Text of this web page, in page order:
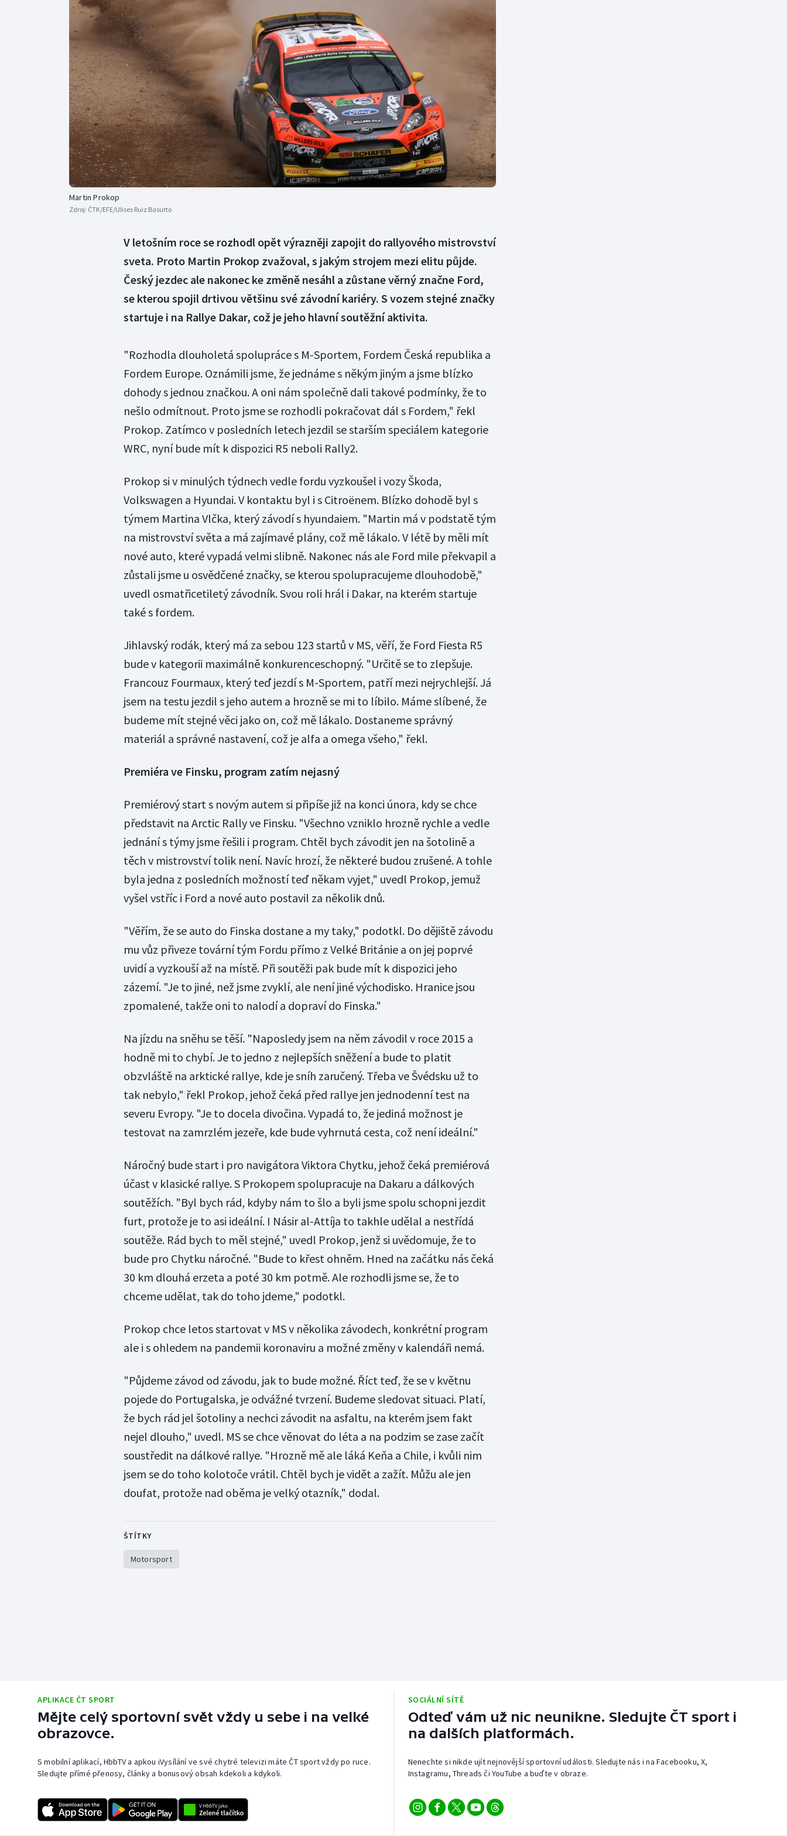
Curling
Dostihy
Futsal
Golf
Gymnastika
Motorsport
Olympijské hry
Parasport
Plavání
Plážový volejbal
Ostatní
Martin Prokop
Zdroj: ČTK/EFE/Ulises Ruiz Basurto
V letošním roce se rozhodl opět výrazněji zapojit do rallyového mistrovství
sveta. Proto Martin Prokop zvažoval, s jakým strojem mezi elitu půjde.
Český jezdec ale nakonec ke změně nesáhl a zůstane věrný značne Ford,
se kterou spojil drtivou většinu své závodní kariéry. S vozem stejné značky
startuje i na Rallye Dakar, což je jeho hlavní soutěžní aktivita.
"Rozhodla dlouholetá spolupráce s M-Sportem, Fordem Česká republika a
Fordem Europe. Oznámili jsme, že jednáme s někým jiným a jsme blízko
dohody s jednou značkou. A oni nám společně dali takové podmínky, že to
nešlo odmítnout. Proto jsme se rozhodli pokračovat dál s Fordem," řekl
Prokop. Zatímco v posledních letech jezdil se starším speciálem kategorie
WRC, nyní bude mít k dispozici R5 neboli Rally2.
Prokop si v minulých týdnech vedle fordu vyzkoušel i vozy Škoda,
Volkswagen a Hyundai. V kontaktu byl i s Citroënem. Blízko dohodě byl s
týmem Martina Vlčka, který závodí s hyundaiem. "Martin má v podstatě tým
na mistrovství světa a má zajímavé plány, což mě lákalo. V létě by měli mít
nové auto, které vypadá velmi slibně. Nakonec nás ale Ford mile překvapil a
zůstali jsme u osvědčené značky, se kterou spolupracujeme dlouhodobě,"
uvedl osmatřicetiletý závodník. Svou roli hrál i Dakar, na kterém startuje
také s fordem.
Jihlavský rodák, který má za sebou 123 startů v MS, věří, že Ford Fiesta R5
bude v kategorii maximálně konkurenceschopný. "Určitě se to zlepšuje.
Francouz Fourmaux, který teď jezdí s M-Sportem, patří mezi nejrychlejší. Já
jsem na testu jezdil s jeho autem a hrozně se mi to líbilo. Máme slíbené, že
budeme mít stejné věci jako on, což mě lákalo. Dostaneme správný
materiál a správné nastavení, což je alfa a omega všeho," řekl.
Premiéra ve Finsku, program zatím nejasný
Premiérový start s novým autem si připíše již na konci února, kdy se chce
představit na Arctic Rally ve Finsku. "Všechno vzniklo hrozně rychle a vedle
jednání s týmy jsme řešili i program. Chtěl bych závodit jen na šotolině a
těch v mistrovství tolik není. Navíc hrozí, že některé budou zrušené. A tohle
byla jedna z posledních možností teď někam vyjet," uvedl Prokop, jemuž
vyšel vstříc i Ford a nové auto postavil za několik dnů.
"Věřím, že se auto do Finska dostane a my taky," podotkl. Do dějiště závodu
mu vůz přiveze tovární tým Fordu přímo z Velké Británie a on jej poprvé
uvidí a vyzkouší až na místě. Při soutěži pak bude mít k dispozici jeho
zázemí. "Je to jiné, než jsme zvyklí, ale není jiné východisko. Hranice jsou
zpomalené, takže oni to nalodí a dopraví do Finska."
Na jízdu na sněhu se těší. "Naposledy jsem na něm závodil v roce 2015 a
hodně mi to chybí. Je to jedno z nejlepších sněžení a bude to platit
obzvláště na arktické rallye, kde je sníh zaručený. Třeba ve Švédsku už to
tak nebylo," řekl Prokop, jehož čeká před rallye jen jednodenní test na
severu Evropy. "Je to docela divočina. Vypadá to, že jediná možnost je
testovat na zamrzlém jezeře, kde bude vyhrnutá cesta, což není ideální."
Náročný bude start i pro navigátora Viktora Chytku, jehož čeká premiérová
účast v klasické rallye. S Prokopem spolupracuje na Dakaru a dálkových
soutěžích. "Byl bych rád, kdyby nám to šlo a byli jsme spolu schopni jezdit
furt, protože je to asi ideální. I Násir al-Attíja to takhle udělal a nestřídá
soutěže. Rád bych to měl stejné," uvedl Prokop, jenž si uvědomuje, že to
bude pro Chytku náročné. "Bude to křest ohněm. Hned na začátku nás čeká
30 km dlouhá erzeta a poté 30 km potmě. Ale rozhodli jsme se, že to
chceme udělat, tak do toho jdeme," podotkl.
Prokop chce letos startovat v MS v několika závodech, konkrétní program
ale i s ohledem na pandemii koronaviru a možné změny v kalendáři nemá.
"Půjdeme závod od závodu, jak to bude možné. Říct teď, že se v květnu
pojede do Portugalska, je odvážné tvrzení. Budeme sledovat situaci. Platí,
že bych rád jel šotoliny a nechci závodit na asfaltu, na kterém jsem fakt
nejel dlouho," uvedl. MS se chce věnovat do léta a na podzim se zase začít
soustředit na dálkové rallye. "Hrozně mě ale láká Keňa a Chile, i kvůli nim
jsem se do toho kolotoče vrátil. Chtěl bych je vidět a zažít. Můžu ale jen
doufat, protože nad oběma je velký otazník," dodal.
ŠTÍTKY
Motorsport
APLIKACE ČT SPORT
Mějte celý sportovní svět vždy u sebe i na velké
obrazovce.
S mobilní aplikací, HbbTV a apkou iVysílání ve své chytré televizi máte ČT sport vždy po ruce.
Sledujte přímé přenosy, články a bonusový obsah kdekoli a kdykoli.
SOCIÁLNÍ SÍTĚ
Odteď vám už nic neunikne. Sledujte ČT sport i
na dalších platformách.
Nenechte si nikde ujít nejnovější sportovní události. Sledujte nás i na Facebooku, X,
Instagramu, Threads či YouTube a buďte v obraze.